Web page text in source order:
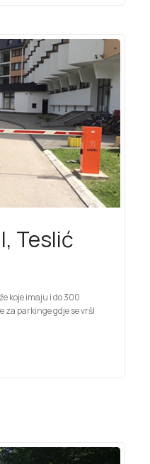
Teslić
koje imaju i do 300
za parkinge gdje se vršI